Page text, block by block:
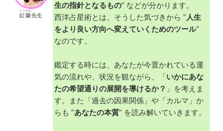
紅蘭
こうらん
先生
生の指針となるもの” などが分かります。
西洋占星術とは、そうした気づきから ”人生
をより良い方向へ変えていくためのツール”
なのです。
鑑定する時には、あなたが今置かれている運
気の流れや、状況を観ながら、「いかにあな
たの希望通りの展開を導けるか？ 」を考えま
す。また「過去の因果関係」や「カルマ」か
らも ”あなたの本質” を読み解いていきます。